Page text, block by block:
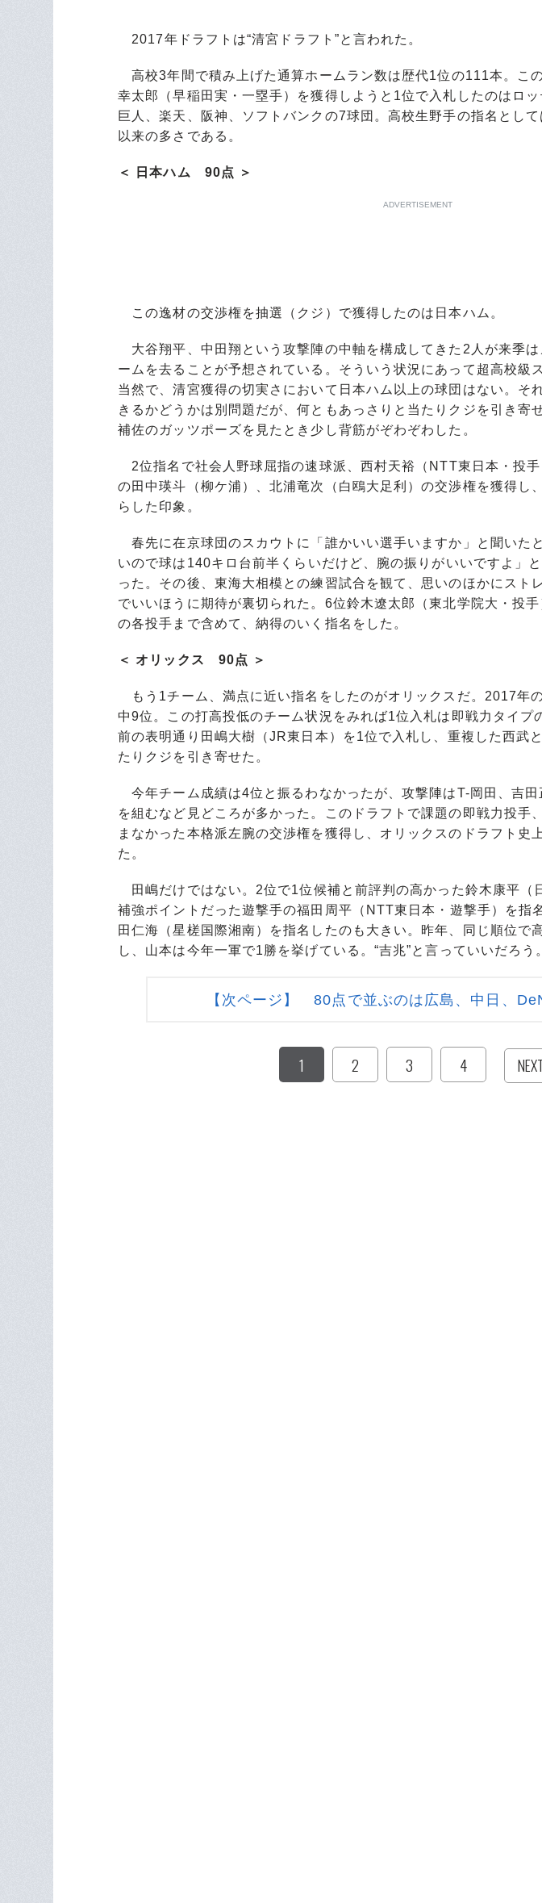
2017年ドラフトは“清宮ドラフト”と言われた。
高校3年間で積み上げた通算ホームラン数は歴代1位の111本。こ
幸太郎（早稲田実・一塁手）を獲得しようと1位で入札したのはロッ
巨人、楽天、阪神、ソフトバンクの7球団。高校生野手の指名として
以来の多さである。
＜ 日本ハム 90点 ＞
ADVERTISEMENT
この逸材の交渉権を抽選（クジ）で獲得したのは日本ハム。
大谷翔平、中田翔という攻撃陣の中軸を構成してきた2人が来季
ームを去ることが予想されている。そういう状況にあって超高校級
当然で、清宮獲得の切実さにおいて日本ハム以上の球団はない。そ
きるかどうかは別問題だが、何ともあっさりと当たりクジを引き寄
補佐のガッツポーズを見たとき少し背筋がぞわぞわした。
2位指名で社会人野球屈指の速球派、西村天裕（NTT東日本・投
の田中瑛斗（柳ケ浦）、北浦竜次（白鴎大足利）の交渉権を獲得し
らした印象。
春先に在京球団のスカウトに「誰かいい選手いますか」と聞いた
いので球は140キロ台前半くらいだけど、腕の振りがいいですよ」
った。その後、東海大相模との練習試合を観て、思いのほかにスト
でいいほうに期待が裏切られた。6位鈴木遼太郎（東北学院大・投手
の各投手まで含めて、納得のいく指名をした。
＜ オリックス 90点 ＞
もう1チーム、満点に近い指名をしたのがオリックスだ。2017年
中9位。この打高投低のチーム状況をみれば1位入札は即戦力タイプ
前の表明通り田嶋大樹（JR東日本）を1位で入札し、重複した西武
たりクジを引き寄せた。
今年チーム成績は4位と振るわなかったが、攻撃陣はT-岡田、吉
を組むなど見どころが多かった。このドラフトで課題の即戦力投手
まなかった本格派左腕の交渉権を獲得し、オリックスのドラフト史
た。
田嶋だけではない。2位で1位候補と前評判の高かった鈴木康平（
補強ポイントだった遊撃手の福田周平（NTT東日本・遊撃手）を指
田仁海（星槎国際湘南）を指名したのも大きい。昨年、同じ順位で
し、山本は今年一軍で1勝を挙げている。“吉兆”と言っていいだろう。
【次ページ】 80点で並ぶのは広島、中日、
1 2 3 4